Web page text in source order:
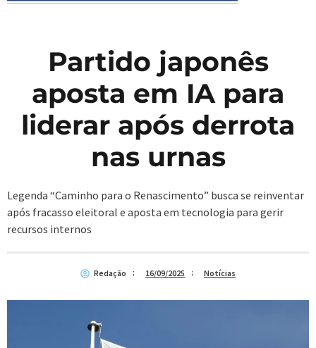
Partido japonês
aposta em IA para
liderar após derrota
nas urnas
Legenda “Caminho para o Renascimento” busca se reinventar
após fracasso eleitoral e aposta em tecnologia para gerir
recursos internos
Redação 16/09/2025 Notícias